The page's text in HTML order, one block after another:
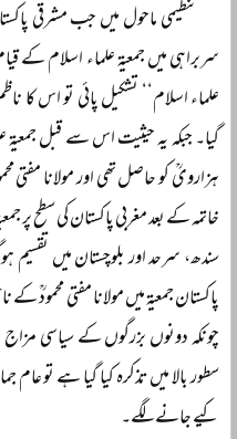
تنظیمی ماحول میں جب مشرقی
سربراہی میں جمعیۃ علماء اسلام کے
علماء اسلام‘‘ تشکیل پائی تو اس کا
گیا۔ جبکہ یہ حیثیت اس سے قبل جمعیۃ
ہزارویؒ کو حاصل تھی اور مولانا
خاتمہ کے بعد مغربی پاکستان کی سطح پر
سندھ، سرحد اور بلوچستان میں
پاکستان جمعیۃ میں مولانا مفتی
چونکہ دونوں بزرگوں کے سیاسی
سطور بالا میں تذکرہ کیا گیا ہے تو
کیے جانے لگے۔